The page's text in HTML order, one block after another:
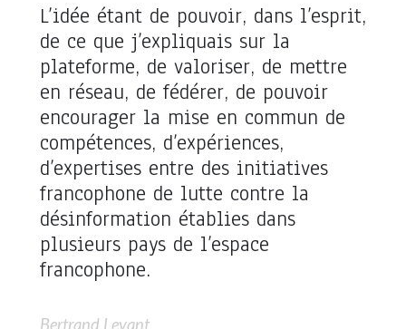
L’idée étant de pouvoir, dans l’esprit,
de ce que j’expliquais sur la
plateforme, de valoriser, de mettre
en réseau, de fédérer, de pouvoir
encourager la mise en commun de
compétences, d’expériences,
d’expertises entre des initiatives
francophone de lutte contre la
désinformation établies dans
plusieurs pays de l’espace
francophone.
Bertrand Levant